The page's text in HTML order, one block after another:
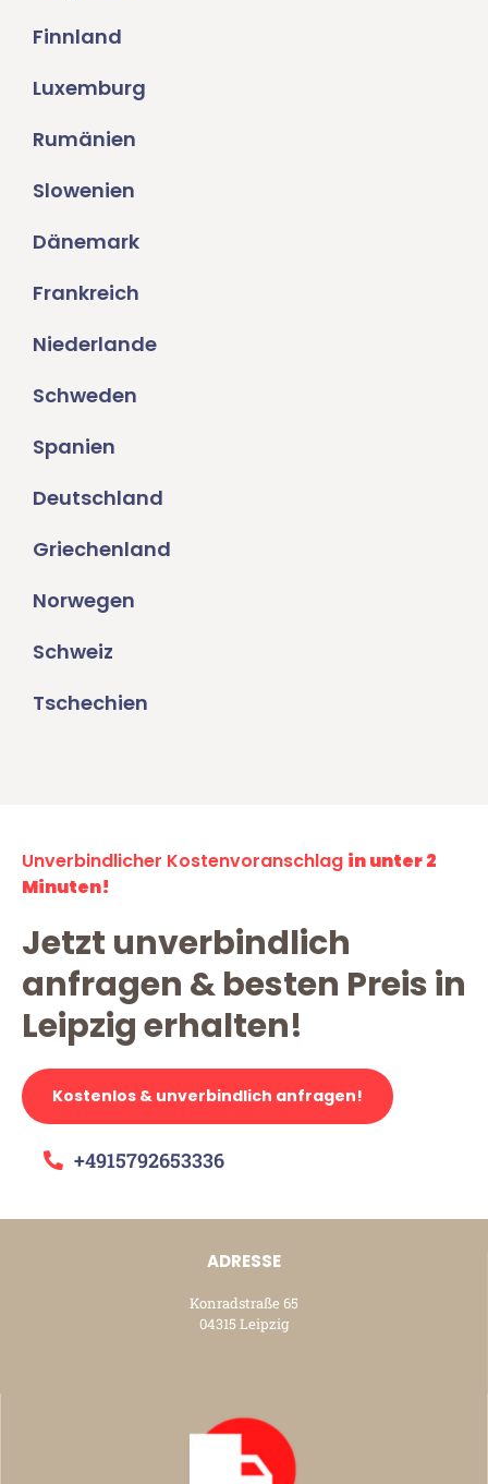
Finnland
Luxemburg
Rumänien
Slowenien
Dänemark
Frankreich
Niederlande
Schweden
Spanien
Deutschland
Griechenland
Norwegen
Schweiz
Tschechien
Unverbindlicher Kostenvoranschlag in unter 2
Minuten!
Jetzt unverbindlich
anfragen & besten Preis in
Leipzig erhalten!
Kostenlos & unverbindlich anfragen!
+4915792653336
ADRESSE
Konradstraße 65
04315 Leipzig